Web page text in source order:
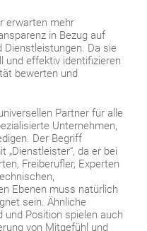
erwarten mehr
in Bezug auf
Dienstleistungen. Da sie
und effektiv identifizieren
bewerten und
Partner für alle
Unternehmen,
Der Begriff
„Dienstleister“, da er bei
Freiberufler, Experten
Ebenen muss natürlich
sein. Ähnliche
und Position spielen auch
von Mitgefühl und